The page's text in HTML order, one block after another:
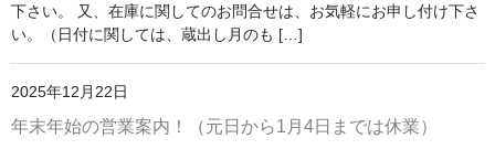
下さい。 又、在庫に関してのお問合せは、お気軽にお申し付け下さ
い。（日付に関しては、蔵出し月のも […]
2025年12月22日
年末年始の営業案内！（元日から1月4日までは休業）